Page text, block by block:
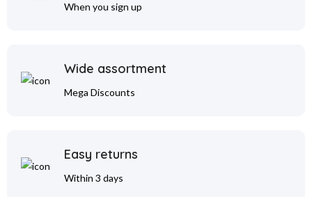
When you sign up
Wide assortment
Mega Discounts
Easy returns
Within 3 days